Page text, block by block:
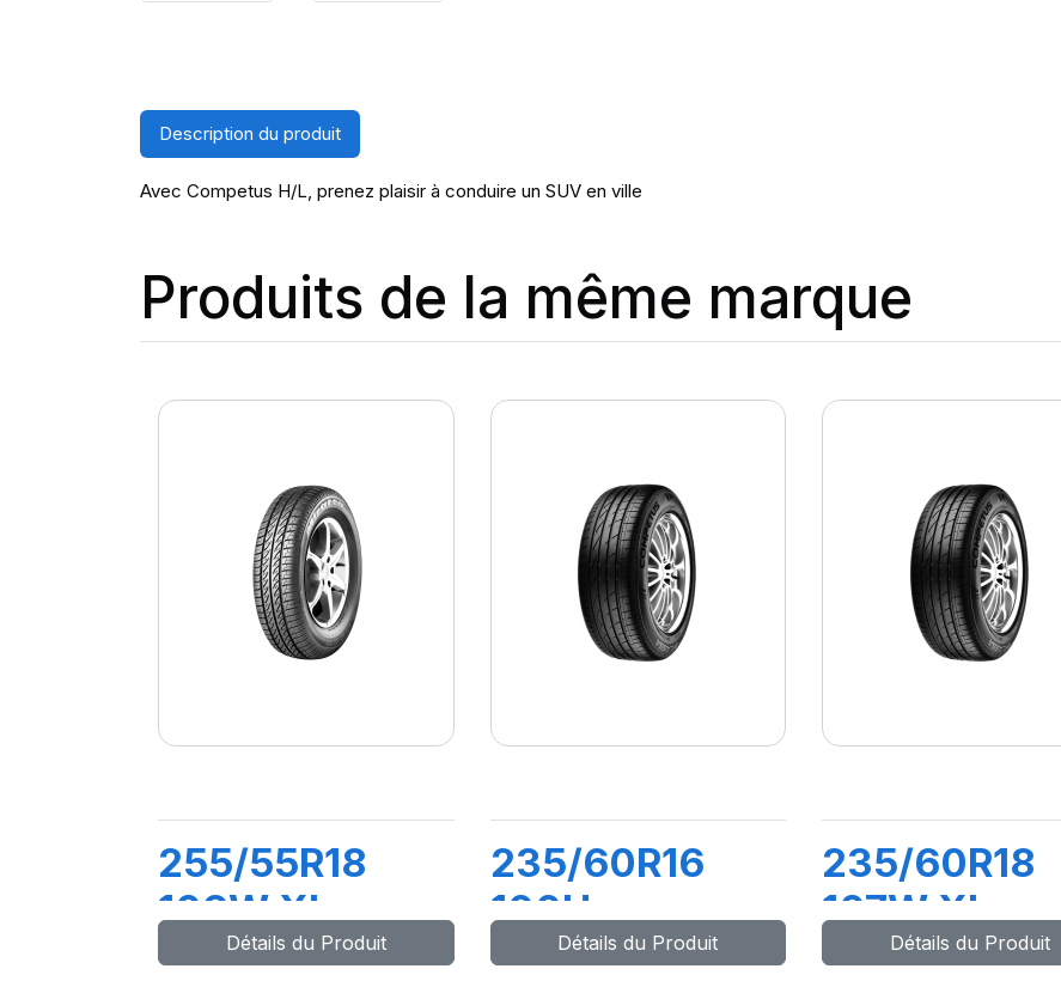
Description du produit
Avec Competus H/L, prenez plaisir à conduire un SUV en ville
Produits de la même marque
255/55R18
109W XL
COMPETUS
Détails du Produit
235/60R16
100H
COMPETUS
Détails du Produit
235/60R18
107W XL
COMPETUS
Détails du Produit